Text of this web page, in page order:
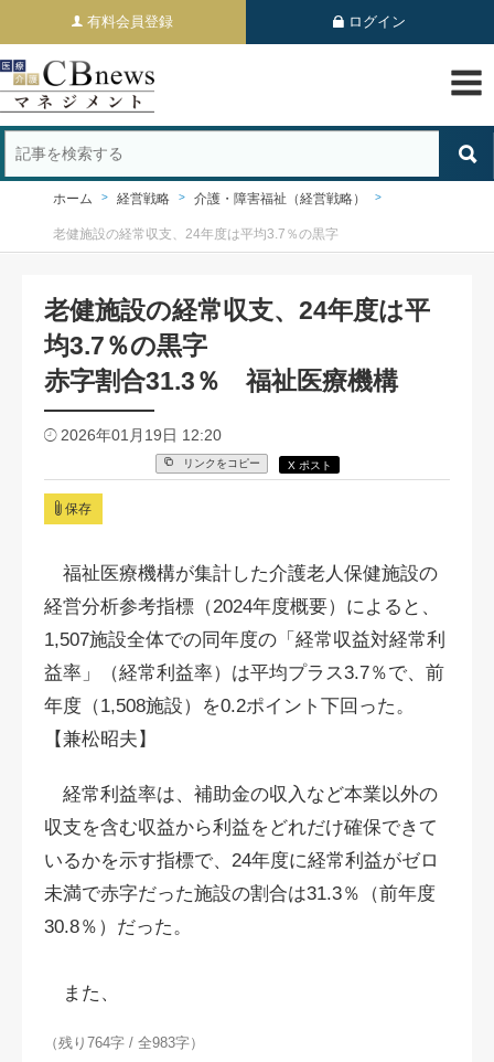
有料会員登録 ログイン
ホーム 経営戦略 介護・障害福祉（経営戦略）
老健施設の経常収支、24年度は平均3.7％の黒字
老健施設の経常収支、24年度は平
均3.7％の黒字
赤字割合31.3％ 福祉医療機構
2026年01月19日 12:20
リンクをコピー X ポスト
保存
福祉医療機構が集計した介護老人保健施設の
経営分析参考指標（2024年度概要）によると、
1,507施設全体での同年度の「経常収益対経常利
益率」（経常利益率）は平均プラス3.7％で、前
年度（1,508施設）を0.2ポイント下回った。
【兼松昭夫】
経常利益率は、補助金の収入など本業以外の
収支を含む収益から利益をどれだけ確保できて
いるかを示す指標で、24年度に経常利益がゼロ
未満で赤字だった施設の割合は31.3％（前年度
30.8％）だった。
また、
（残り764字 / 全983字）